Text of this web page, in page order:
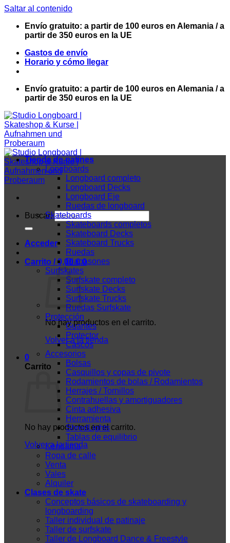
Saltar al contenido
Envío gratuito: a partir de 100 euros en Alemania / a
partir de 350 euros en la UE
Gastos de envío
Horario y cómo llegar
Envío gratuito: a partir de 100 euros en Alemania / a
partir de 350 euros en la UE
Buscar:
Acceder
Carrito /0,00€ 0
No hay productos en el carrito.
Volver a la tienda
0
Carrito
No hay productos en el carrito.
Volver a la tienda
Tienda de patines
Longboards
Longboard completo
Longboard Decks
Longboard Eje
Ruedas de longboard
Skateboards
Skateboards completos
Skateboard Decks
Skateboard Trucks
Ruedas
Diapasones
Surfskates
Surfskate completo
Surfskate Decks
Surfskate Trucks
Ruedas Surfskate
Protección
Guantes
Protector
Cascos
Accesorios
Bolsas
Casquillos y copas de pivote
Rodamientos de bolas / Rodamientos
Herrajes / Tornillos
Contrahuellas y amortiguadores
Cinta adhesiva
Herramienta
ShredLights
Tablas de equilibrio
Kendama
Ropa de calle
Venta
Vales
Alquiler
Clases de skate
Conceptos básicos de skateboarding y
longboarding
Taller individual de patinaje
Taller de surfskate
Taller de Longboard Dance & Freestyle